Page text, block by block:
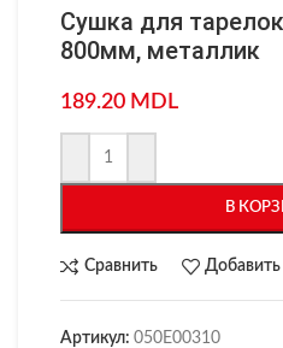
Сушка для
800мм, металлик
189.20 MDL
В
Сравнить
Артикул: 050E00310